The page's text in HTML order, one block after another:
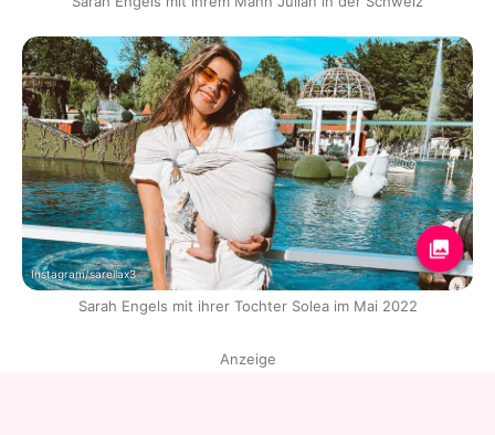
Instagram/sarellax3
Sarah Engels mit ihrer Tochter Solea im Mai 2022
Anzeige